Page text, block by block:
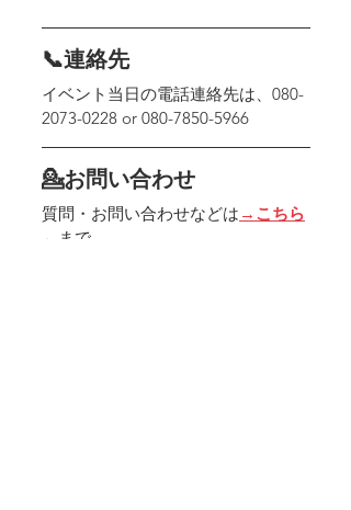
📞連絡先
イベント当日の電話連絡先は、080-
2073-0228 or 080-7850-5966
💁お問い合わせ
質問・お問い合わせなどは →こちら
←
まで